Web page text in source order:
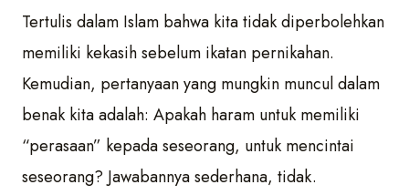
Tertulis dalam Islam bahwa kita tidak diperbolehkan
memiliki kekasih sebelum ikatan pernikahan.
Kemudian, pertanyaan yang mungkin muncul dalam
benak kita adalah: Apakah haram untuk memiliki
“perasaan” kepada seseorang, untuk mencintai
seseorang? Jawabannya sederhana, tidak.